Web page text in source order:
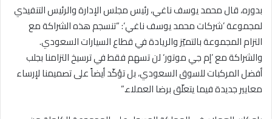
بدوره، قال محمد يوسف ناغي، رئيس مجلس الإدارة والرئيس التنفيذي
لمجموعة ’شركات محمد يوسف ناغي‘: “تنسجم هذه الشراكة مع
التزام المجموعة بالتميّز والريادة في قطاع السيارات السعودي.
والشراكة مع ’إم جي موتور‘ لن تسهم فقط في ترسيخ التزامنا بجلب
أفضل المركبات للسوق السعودي، بل تؤكّد أيضاً على تصميمنا لإرساء
معايير جديدة فيما يتعلّق برضا العملاء.”